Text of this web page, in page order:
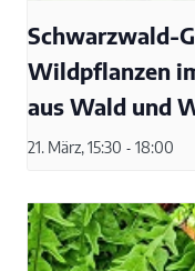
Schwarzwald-
Wildpflanzen
aus Wald und
21. März, 15:30 - 18:00